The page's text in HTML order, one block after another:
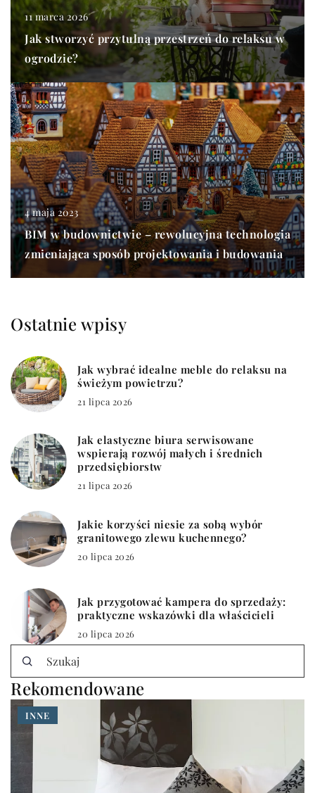
11 marca 2026
Jak stworzyć przytulną przestrzeń do relaksu w
ogrodzie?
4 maja 2023
BIM w budownictwie – rewolucyjna technologia
zmieniająca sposób projektowania i budowania
Ostatnie wpisy
Jak wybrać idealne meble do relaksu na
świeżym powietrzu?
21 lipca 2026
Jak elastyczne biura serwisowane
wspierają rozwój małych i średnich
przedsiębiorstw
21 lipca 2026
Jakie korzyści niesie za sobą wybór
granitowego zlewu kuchennego?
20 lipca 2026
Jak przygotować kampera do sprzedaży:
praktyczne wskazówki dla właścicieli
20 lipca 2026
Rekomendowane
INNE